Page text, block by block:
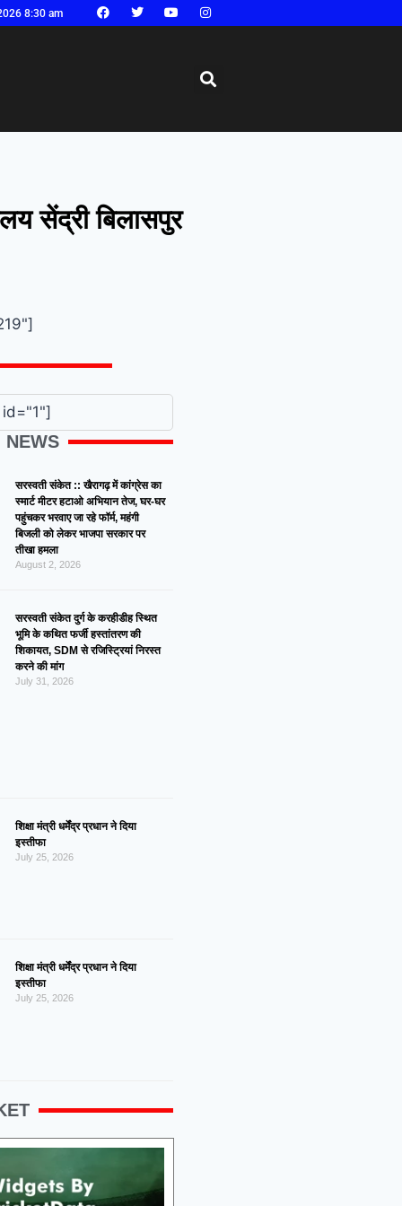
8:30 am
सेंद्री बिलासपुर
NEWS
सरस्वती संकेत :: खैरागढ़ में कांग्रेस का
स्मार्ट मीटर हटाओ अभियान तेज, घर-घर
पहुंचकर भरवाए जा रहे फॉर्म, महंगी
बिजली को लेकर भाजपा सरकार पर
तीखा हमला
August 2, 2026
सरस्वती संकेत दुर्ग के करहीडीह स्थित
भूमि के कथित फर्जी हस्तांतरण की
शिकायत, SDM से रजिस्ट्रियां निरस्त
करने की मांग
July 31, 2026
शिक्षा मंत्री धर्मेंद्र प्रधान ने दिया
इस्तीफा
July 25, 2026
शिक्षा मंत्री धर्मेंद्र प्रधान ने दिया
इस्तीफा
July 25, 2026
AtGrace Road